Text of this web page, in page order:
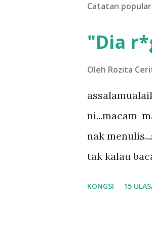
a
n
Catatan
"Dia
Oleh Rozita
ni...macam-
nak
tak kalau
KONGSI 15